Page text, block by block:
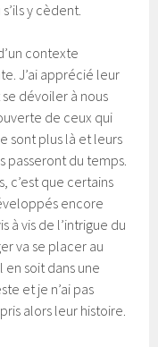
y cèdent.
contexte
J’ai apprécié leur
dévoiler à nous
de ceux qui
sont plus là et leurs
passeront du temps.
c’est que certains
encore
à vis de l’intrigue du
va se placer au
soit dans une
et je n’ai pas
alors leur histoire.